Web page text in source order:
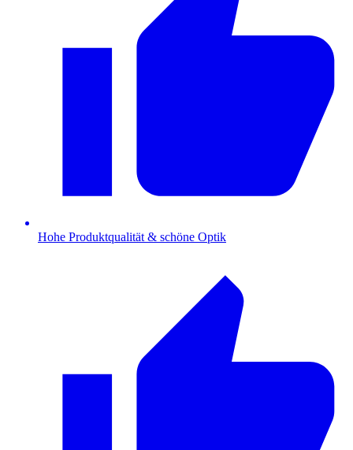
Hohe Produktqualität & schöne Optik